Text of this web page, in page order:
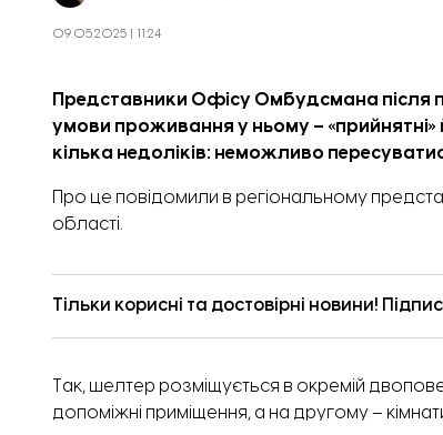
09.05.2025 | 11:24
Представники Офісу Омбудсмана після
умови проживання у ньому – «прийнятні»
кілька недоліків: неможливо
Про це повідомили в регіональному
області.
Тільки корисні та достовірні новини!
Так, шелтер розміщується в окремій
допоміжні приміщення, а на другому –